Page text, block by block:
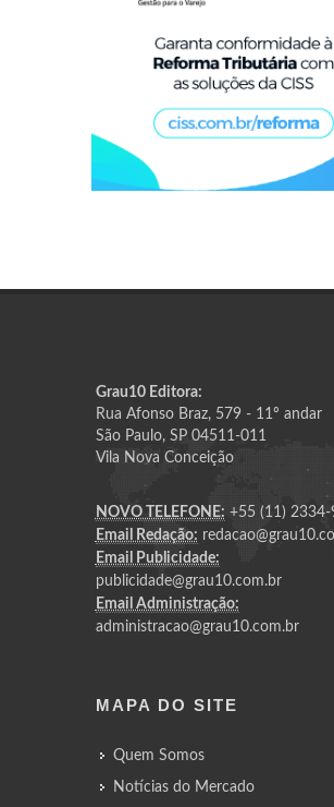
Grau10 Editora:
Rua Afonso Braz, 579 - 11º andar
São Paulo, SP 04511-011
Vila Nova Conceição
NOVO TELEFONE: +55 (11) 2334-
Email Redação:
Email Publicidade:
publicidade@grau10.com.br
Email Administração:
administracao@grau10.com.br
MAPA DO SITE
Quem Somos
Notícias do Mercado